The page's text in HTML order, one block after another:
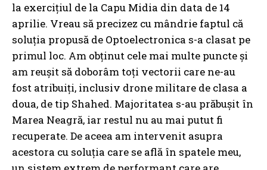
la exercițiul de la Capu Midia din data de 14
aprilie. Vreau să precizez cu mândrie faptul că
soluția propusă de Optoelectronica s-a clasat pe
primul loc. Am obținut cele mai multe puncte și
am reușit să doborâm toți vectorii care ne-au
fost atribuiți, inclusiv drone militare de clasa a
doua, de tip Shahed. Majoritatea s-au prăbușit în
Marea Neagră, iar restul nu au mai putut fi
recuperate. De aceea am intervenit asupra
acestora cu soluția care se află în spatele meu,